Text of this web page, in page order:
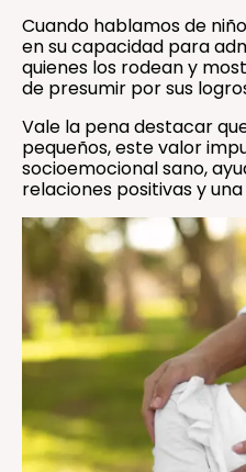
Cuando hablamos de
en su capacidad para
quienes los rodean y
de presumir por sus
Vale la pena destacar
pequeños, este valor
socioemocional sano,
relaciones positivas y